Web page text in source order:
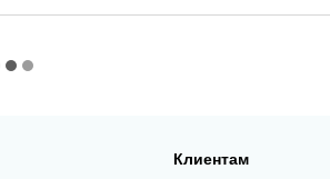
Клиентам